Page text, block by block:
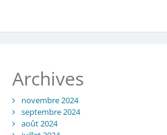
Archives
novembre 2024
septembre 2024
août 2024